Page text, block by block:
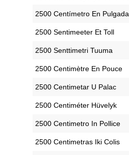
‎2500 Centímetro En Pulgada
‎2500 Sentimeeter Et Toll
‎2500 Senttimetri Tuuma
‎2500 Centimètre En Pouce
‎2500 Centimetar U Palac
‎2500 Centiméter Hüvelyk
‎2500 Centimetro In Pollice
‎2500 Centimetras Iki Colis